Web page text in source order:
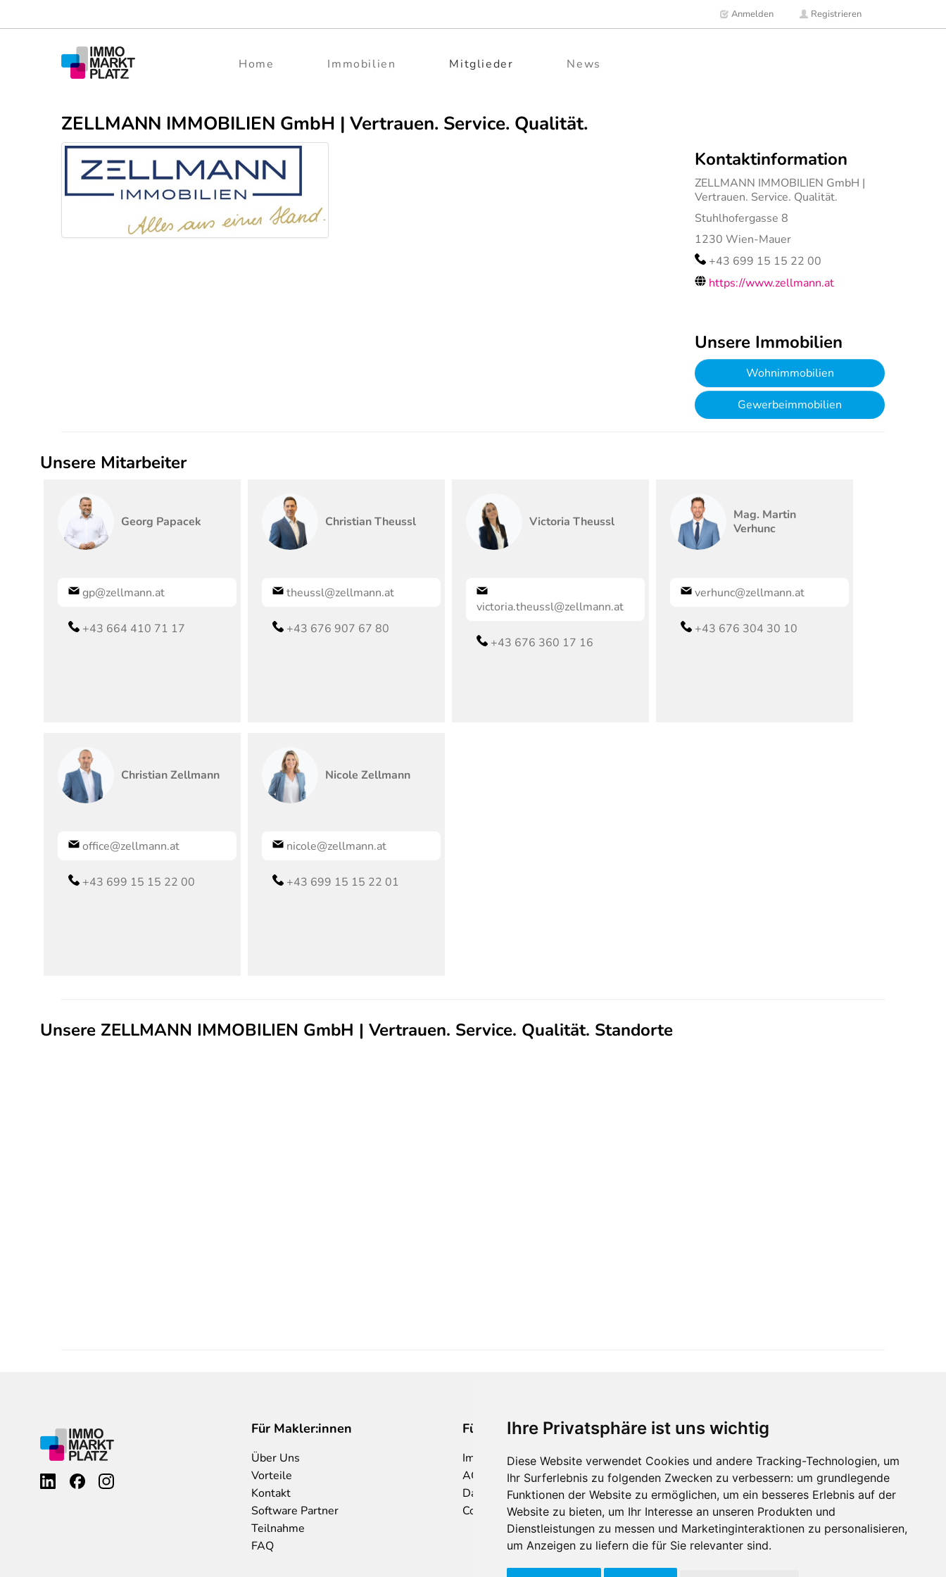
Ihre Privatsphäre ist uns wichtig
Diese Website verwendet Cookies und andere Tracking-Technologien, um
Ihr Surferlebnis zu folgenden Zwecken zu verbessern: um grundlegende
Funktionen der Website zu ermöglichen, um ein besseres Erlebnis auf der
Website zu bieten, um Ihr Interesse an unseren Produkten und
Dienstleistungen zu messen und Marketinginteraktionen zu personalisieren,
um Anzeigen zu liefern die für Sie relevanter sind.
Anmelden Registrieren
Home Immobilien Mitglieder News
ZELLMANN IMMOBILIEN GmbH | Vertrauen. Service. Qualität.
Kontaktinformation
ZELLMANN IMMOBILIEN GmbH |
Vertrauen. Service. Qualität.
Stuhlhofergasse 8
1230 Wien-Mauer
+43 699 15 15 22 00
https://www.zellmann.at
Unsere Immobilien
Wohnimmobilien
Gewerbeimmobilien
Unsere Mitarbeiter
Georg Papacek
gp@zellmann.at
+43 664 410 71 17
ChristianTheussl
theussl@zellmann.at
+43 676 907 67 80
Victoria Theussl
victoria.theussl@zellmann.at
+43 676 360 17 16
Mag. Martin
Verhunc
verhunc@zellmann.at
+43 676 304 30 10
ChristianZellmann
office@zellmann.at
+43 699 15 15 22 00
Nicole Zellmann
nicole@zellmann.at
+43 699 15 15 22 01
Unsere ZELLMANN IMMOBILIEN GmbH | Vertrauen. Service. Qualität. Standorte
Für Makler:innen
Über Uns
Vorteile
Kontakt
Software Partner
Teilnahme
FAQ
Für Makler:innen
Impressum
AGB
Datenschutzklärung
Cookie Richtlinie
Immobilienmarktplatz Newsletter
Erhalten Sie regelmäßig Neuigkeiten und
Serviceangebote zu Themen rund um die
Immobilie.